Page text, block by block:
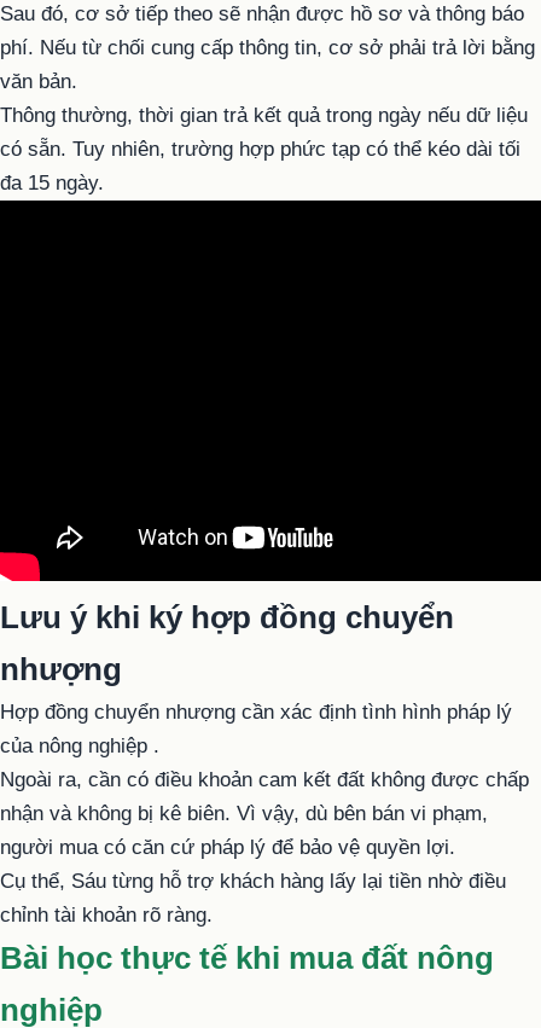
Sau đó, cơ sở tiếp theo sẽ nhận được hồ sơ và thông báo
phí. Nếu từ chối cung cấp thông tin, cơ sở phải trả lời bằng
văn bản.
Thông thường, thời gian trả kết quả trong ngày nếu dữ liệu
có sẵn. Tuy nhiên, trường hợp phức tạp có thể kéo dài tối
đa 15 ngày.
Lưu ý khi ký hợp đồng chuyển
nhượng
Hợp đồng chuyển nhượng cần xác định tình hình pháp lý
của nông nghiệp .
Ngoài ra, cần có điều khoản cam kết đất không được chấp
nhận và không bị kê biên. Vì vậy, dù bên bán vi phạm,
người mua có căn cứ pháp lý để bảo vệ quyền lợi.
Cụ thể, Sáu từng hỗ trợ khách hàng lấy lại tiền nhờ điều
chỉnh tài khoản rõ ràng.
Bài học thực tế khi mua đất nông
nghiệp